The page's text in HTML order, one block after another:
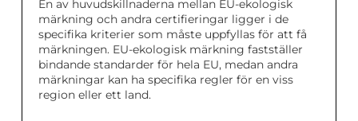
En av huvudskillnaderna mellan EU-ekologisk
märkning och andra certifieringar ligger i de
specifika kriterier som måste uppfyllas för att få
märkningen. EU-ekologisk märkning fastställer
bindande standarder för hela EU, medan andra
märkningar kan ha specifika regler för en viss
region eller ett land.